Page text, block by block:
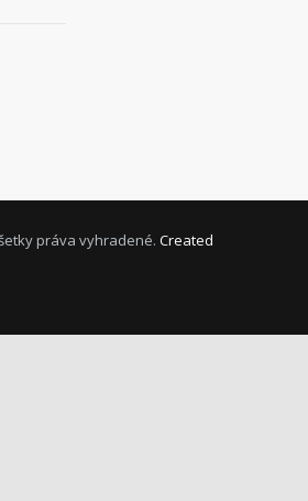
práva vyhradené. Created